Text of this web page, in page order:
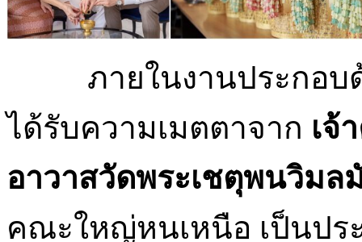
ภายในงานประกอ
ได้รับความเมตตาจาก เจ้
อาวาสวัดพระเชตุพนวิมล
คณะใหญ่หนเหนือ เป็นป